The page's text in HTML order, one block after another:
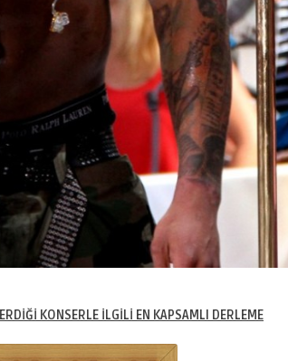
KONSERLE İLGİLİ EN KAPSAMLI DERLEME